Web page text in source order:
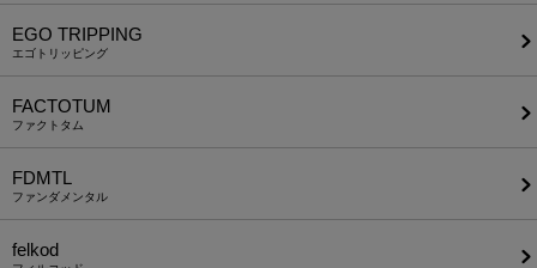
EGO TRIPPING
エゴトリッピング
FACTOTUM
ファクトタム
FDMTL
ファンダメンタル
felkod